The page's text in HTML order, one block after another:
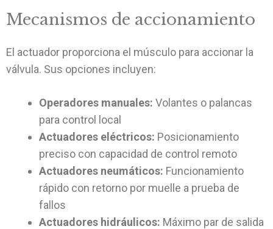
Mecanismos de accionamiento
El actuador proporciona el músculo para accionar la
válvula. Sus opciones incluyen:
Operadores manuales: Volantes o palancas
para control local
Actuadores eléctricos: Posicionamiento
preciso con capacidad de control remoto
Actuadores neumáticos: Funcionamiento
rápido con retorno por muelle a prueba de
fallos
Actuadores hidráulicos: Máximo par de salida